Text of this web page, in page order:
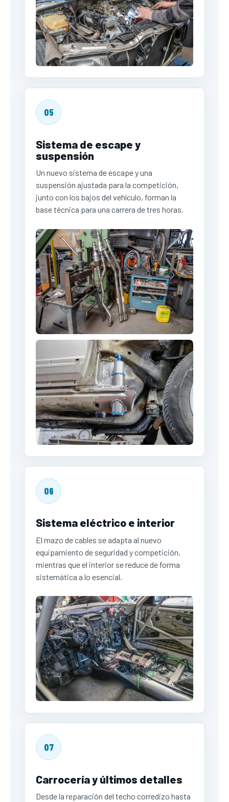
05
Sistema de escape y
suspensión
Un nuevo sistema de escape y una
suspensión ajustada para la competición,
junto con los bajos del vehículo, forman la
base técnica para una carrera de tres horas.
06
Sistema eléctrico e interior
El mazo de cables se adapta al nuevo
equipamiento de seguridad y competición,
mientras que el interior se reduce de forma
sistemática a lo esencial.
07
Carrocería y últimos detalles
Desde la reparación del techo corredizo hasta